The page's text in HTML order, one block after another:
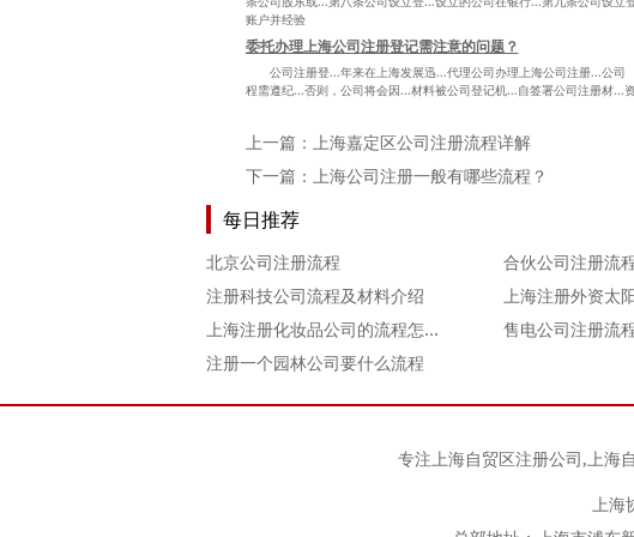
账户并经验
委托办理上海公司注册登记需注意的问题？
公司注册登...年来在上海发展迅...代理公司办理上海公司注册...公
程需遵纪...否则，公司将会因...材料被公司登记机...自签署公司注册材
上一篇： 上海嘉定区公司注册流程详解
下一篇： 上海公司注册一般有哪些流程？
每日推荐
北京公司注册流程
注册科技公司流程及材料介绍
上海注册化妆品公司的流程怎样走
售电公司注册流
注册一个园林公司要什么流程
专注上海自贸区注册公司,上海
上海